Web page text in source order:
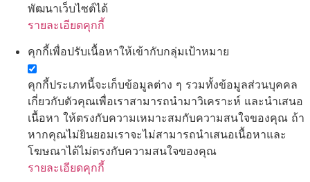
พัฒนาเว็บไซต์ได้
รายละเอียดคุกกี้
คุกกี้เพื่อปรับเนื้อหาให้เข้ากับกลุ่มเป้าหมาย
คุกกี้ประเภทนี้จะเก็บข้อมูลต่าง ๆ รวมทั้งข้อมูลส่วนบุคคล
เกี่ยวกับตัวคุณเพื่อเราสามารถนำมาวิเคราะห์ และนำเสนอ
เนื้อหา ให้ตรงกับความเหมาะสมกับความสนใจของคุณ ถ้า
หากคุณไม่ยินยอมเราจะไม่สามารถนำเสนอเนื้อหาและ
โฆษณาได้ไม่ตรงกับความสนใจของคุณ
รายละเอียดคุกกี้